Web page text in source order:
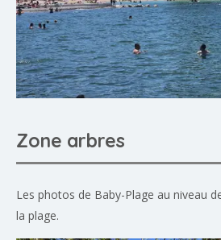
Zone arbres
Les photos de Baby-Plage au niveau
la plage.